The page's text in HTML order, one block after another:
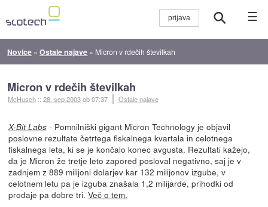
☰
Novice »Ostale najave » Micron v rdečih številkah
Micron v rdečih številkah
McHusch ::28. sep 2003ob 07:37 Ostale najave
X-Bit Labs- Pomnilniški gigant Micron Technology je objavil
poslovne rezultate četrtega fiskalnega kvartala in celotnega
fiskalnega leta, ki se je končalo konec avgusta. Rezultati kažejo,
da je Micron že tretje leto zapored posloval negativno, saj je v
zadnjem z 889 milijoni dolarjev kar 132 milijonov izgube, v
celotnem letu pa je izguba znašala 1,2 milijarde, prihodki od
prodaje pa dobre tri. Več o tem.